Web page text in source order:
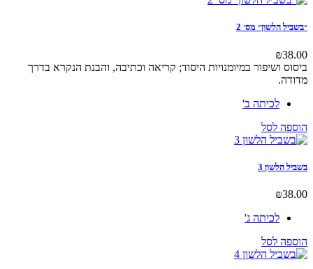
מס׳ 2
₪
במיומנויות היסוד; קריאה וכתיבה, והבנת הנקרא בדרך
לכיתה ב'
לסל
3
₪
לכיתה ג'
לסל